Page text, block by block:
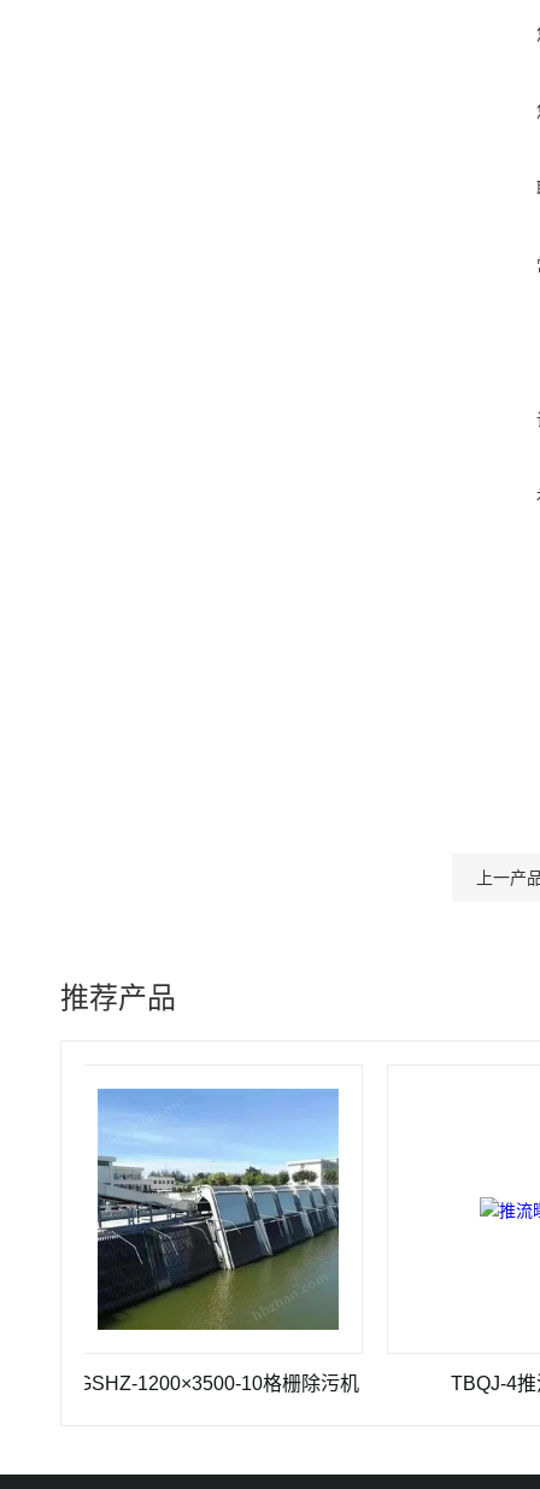
上一产
推荐产品
GSHZ-1200×3500-10格栅除污机 TBQJ-4推流曝气